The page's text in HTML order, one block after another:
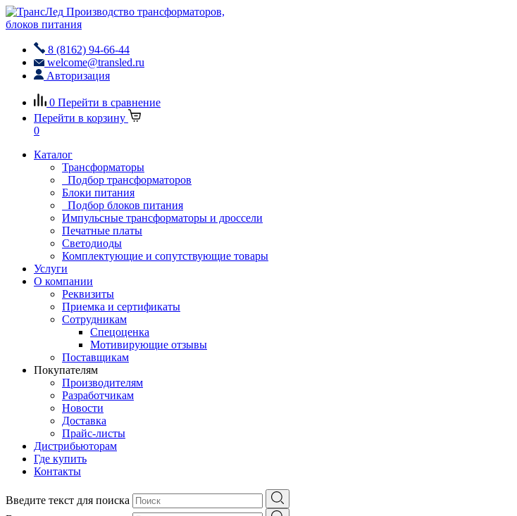
Производство трансформаторов,
блоков питания
8 (8162) 94-66-44
welcome@transled.ru
Авторизация
0 Перейти в сравнение
Перейти в корзину
0
Каталог
Трансформаторы
Подбор трансформаторов
Блоки питания
Подбор блоков питания
Импульсные трансформаторы и дроссели
Печатные платы
Светодиоды
Комплектующие и сопутствующие товары
Услуги
О компании
Реквизиты
Приемка и сертификаты
Сотрудникам
Спецоценка
Мотивирующие отзывы
Поставщикам
Покупателям
Производителям
Разработчикам
Новости
Доставка
Прайс-листы
Дистрибьюторам
Где купить
Контакты
Введите текст для поиска